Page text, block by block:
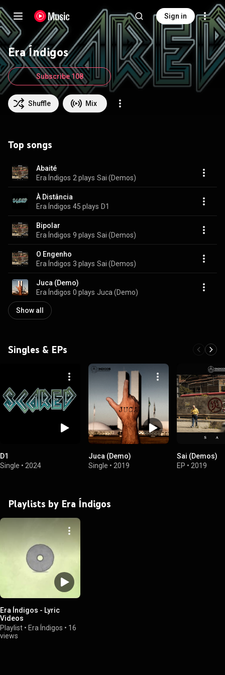
Sign in
Era Índigos
Shuffle Mix
Subscribe 108
Top songs
Abaité
Era Índigos 2 plays Sai (Demos)
À Distância
Era Índigos 45 plays D1
Bipolar
Era Índigos 9 plays Sai (Demos)
O Engenho
Era Índigos 3 plays Sai (Demos)
Juca (Demo)
Era Índigos 0 plays Juca (Demo)
Show all
Singles & EPs
D1
Single • 2024
Juca (Demo)
Single • 2019
Sai (Demos)
EP • 2019
Playlists by Era Índigos
Era Índigos - Lyric
Videos
Playlist • Era Índigos • 16
views